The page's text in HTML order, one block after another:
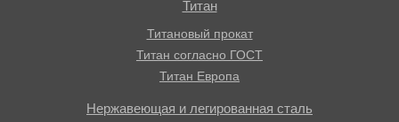
Титан
Титановый прокат
Титан согласно ГОСТ
Титан Европа
Нержавеющая и легированная сталь